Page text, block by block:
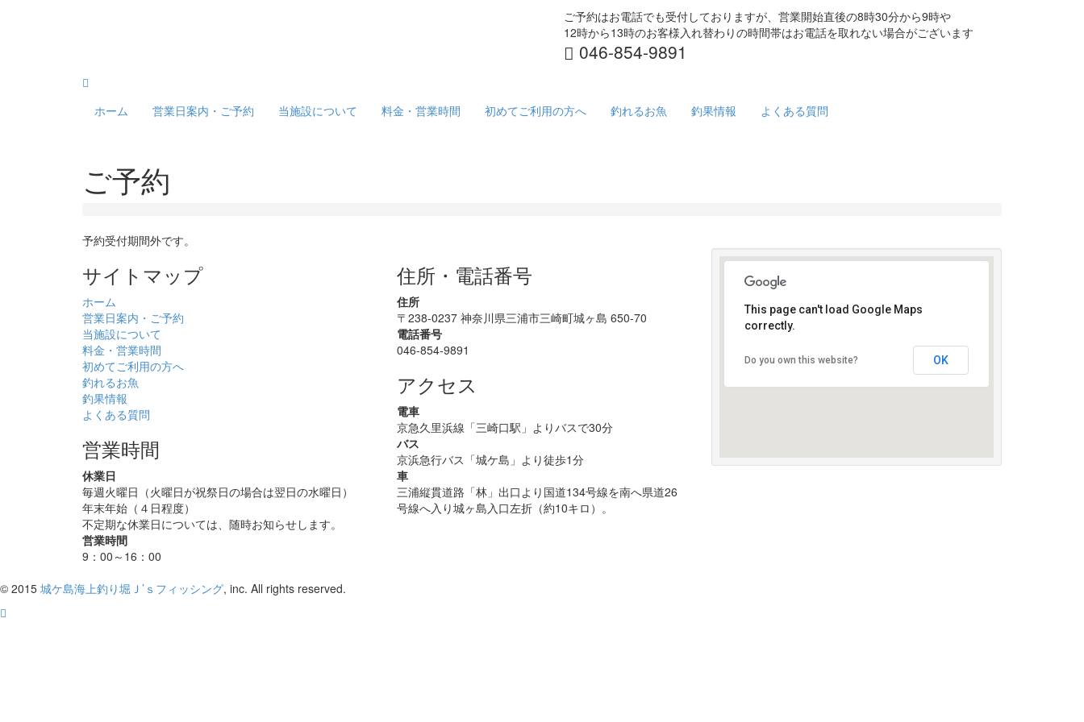
ご予約はお電話でも受付しておりますが、営業開始直後の8時30分から9時や
12時から13時のお客様入れ替わりの時間帯はお電話を取れない場合がございます
046-854-9891
ホーム 営業日案内・ご予約 当施設について 料金・営業時間 初めてご利用の方へ 釣れるお魚 釣果情報 よくある質問
ご予約
予約受付期間外です。
サイトマップ
ホーム
営業日案内・ご予約
当施設について
料金・営業時間
初めてご利用の方へ
釣れるお魚
釣果情報
よくある質問
営業時間
休業日
毎週火曜日（火曜日が祝祭日の場合は翌日の水曜日）
年末年始（４日程度）
不定期な休業日については、随時お知らせします。
営業時間
9：00～16：00
住所・電話番号
住所
〒238-0237 神奈川県三浦市三崎町城ヶ島 650-70
電話番号
046-854-9891
アクセス
電車
京急久里浜線「三崎口駅」よりバスで30分
バス
京浜急行バス「城ケ島」より徒歩1分
車
三浦縦貫道路「林」出口より国道134号線を南へ県道26
号線へ入り城ヶ島入口左折（約10キロ）。
This page can't load Google Maps
correctly.
Do you own this website? OK
© 2015 城ケ島海上釣り堀Ｊ’ｓフィッシング, inc. All rights reserved.